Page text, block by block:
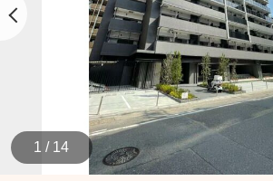
1 / 14